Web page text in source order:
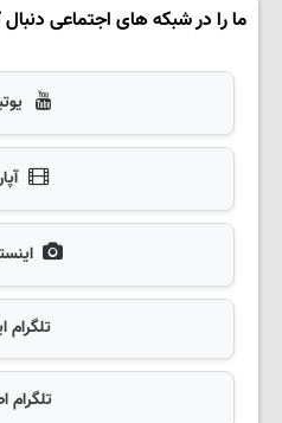
ما را در شبکه های اجتماعی دنبال
تلگرام
تلگرام